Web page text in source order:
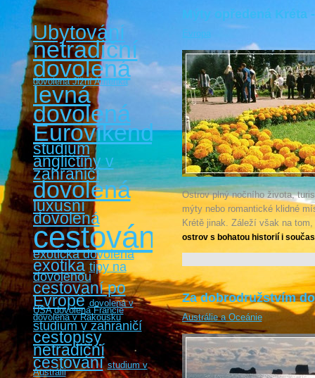
Ubytování
netradiční
dovolená
dovolená Jižní Amerika
levná
dovolená
Eurovíkendy
studium
angličtiny v
zahraničí
dovolená
luxusní
dovolená
cestování
exotická dovolená
exotika tipy na
dovolenou
cestovaní po
Evropě dovolená v
USA dovolená Francie
dovolená v Rakousku
studium v zahraničí
cestopisy
netradiční
cestování studium v
Austrálii
Mýty opředená Kréta
Evropa
Ostrov plný nočního života,
mýty nebo romantické klidné
Krétě jinak. Záleží však na
ostrov s bohatou historií i
Za dobrodružstvím
Austrálie a Oceánie